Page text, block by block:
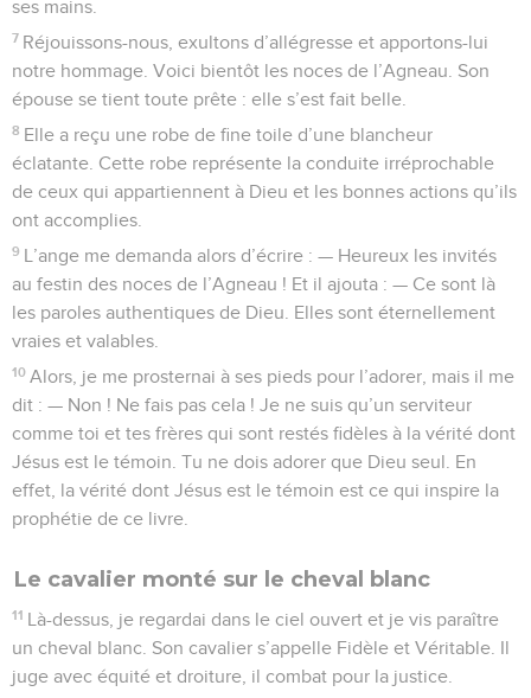
ses mains.
7 Réjouissons-nous, exultons d’allégresse et apportons-lui
notre hommage. Voici bientôt les noces de l’Agneau. Son
épouse se tient toute prête : elle s’est fait belle.
8 Elle a reçu une robe de fine toile d’une blancheur
éclatante. Cette robe représente la conduite irréprochable
de ceux qui appartiennent à Dieu et les bonnes actions qu’ils
ont accomplies.
9 L’ange me demanda alors d’écrire : — Heureux les invités
au festin des noces de l’Agneau ! Et il ajouta : — Ce sont là
les paroles authentiques de Dieu. Elles sont éternellement
vraies et valables.
10 Alors, je me prosternai à ses pieds pour l’adorer, mais il me
dit : — Non ! Ne fais pas cela ! Je ne suis qu’un serviteur
comme toi et tes frères qui sont restés fidèles à la vérité dont
Jésus est le témoin. Tu ne dois adorer que Dieu seul. En
effet, la vérité dont Jésus est le témoin est ce qui inspire la
prophétie de ce livre.
Le cavalier monté sur le cheval blanc
11 Là-dessus, je regardai dans le ciel ouvert et je vis paraître
un cheval blanc. Son cavalier s’appelle Fidèle et Véritable. Il
juge avec équité et droiture, il combat pour la justice.